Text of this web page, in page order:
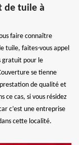
de tuile à
faire connaître
tuile, faites-vous appel
gratuit pour le
se tienne
de qualité et
ce cas, si vous résidez
c’est une entreprise
cette localité.